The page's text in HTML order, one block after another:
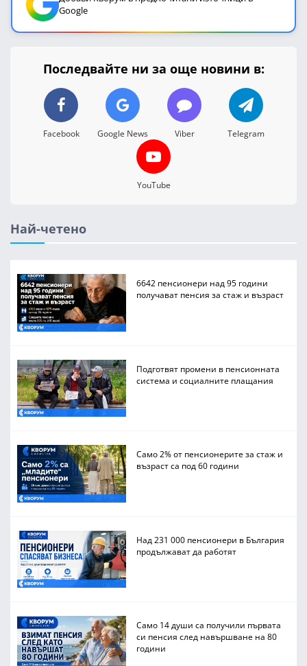
Google
Последвайте ни за още новини в:
Facebook Google News Viber Telegram
YouTube
Най-четено
6642 пенсионери над 95 години
получават пенсия за стаж и възраст
Подготвят промени в пенсионната
система и социалните плащания
Само 2% от пенсионерите за стаж и
възраст са под 60 години
Над 231 000 пенсионери в България
продължават да работят
Само 14 души са получили първата
си пенсия след навършване на 80
години